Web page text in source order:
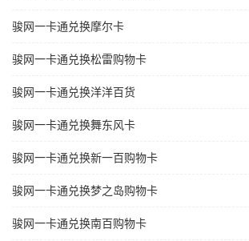
骏网一卡通兑换摩尔卡
骏网一卡通兑换松雷购物卡
骏网一卡通兑换洋洋百货
骏网一卡通兑换舞东风卡
骏网一卡通兑换新一百购物卡
骏网一卡通兑换梦之岛购物卡
骏网一卡通兑换南百购物卡